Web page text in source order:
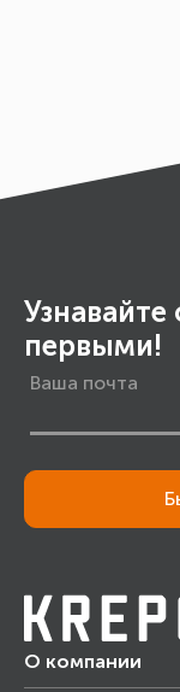
Узнавайте
первыми!
О компании